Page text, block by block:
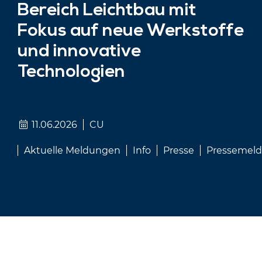
Bereich Leichtbau mit
Fokus auf neue Werkstoffe
und innovative
Technologien
11.06.2026 CU
Aktuelle Meldungen Info Presse